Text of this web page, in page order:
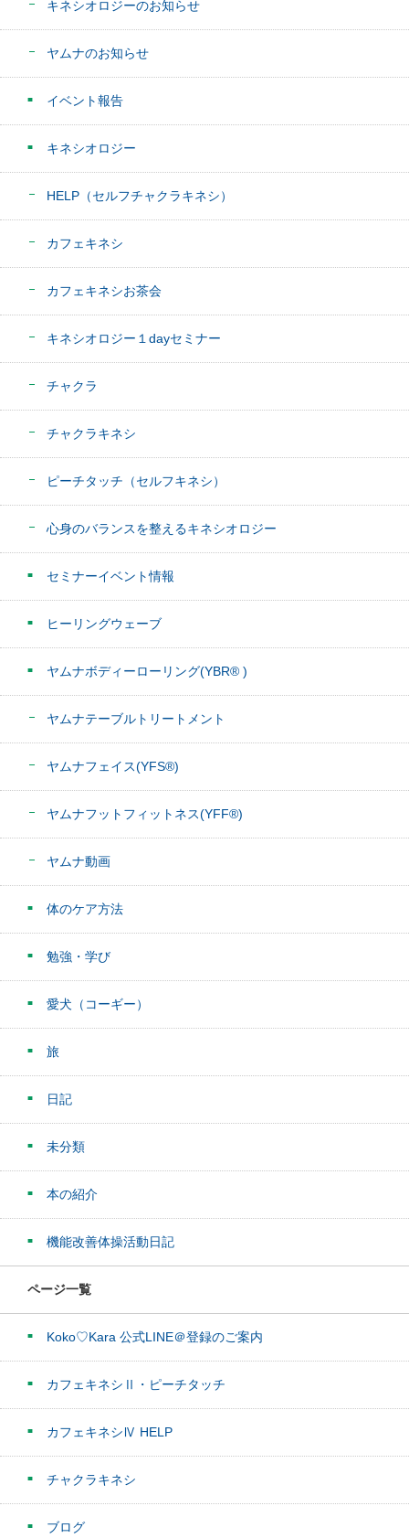
キネシオロジーのお知らせ
ヤムナのお知らせ
イベント報告
キネシオロジー
HELP（セルフチャクラキネシ）
カフェキネシ
カフェキネシお茶会
キネシオロジー１dayセミナー
チャクラ
チャクラキネシ
ピーチタッチ（セルフキネシ）
心身のバランスを整えるキネシオロジー
セミナーイベント情報
ヒーリングウェーブ
ヤムナボディーローリング(YBR® )
ヤムナテーブルトリートメント
ヤムナフェイス(YFS®)
ヤムナフットフィットネス(YFF®)
ヤムナ動画
体のケア方法
勉強・学び
愛犬（コーギー）
旅
日記
未分類
本の紹介
機能改善体操活動日記
ページ一覧
Koko♡Kara 公式LINE＠登録のご案内
カフェキネシⅡ・ピーチタッチ
カフェキネシⅣ HELP
チャクラキネシ
ブログ